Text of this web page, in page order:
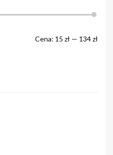
Cena: 15 zł — 134 zł